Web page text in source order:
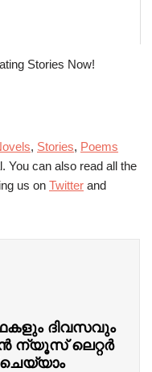
Stories Now!
, Stories, Poems
You can also read all the
us on Twitter and
ദിവസവും
ന്യൂസ് ലെറ്റർ